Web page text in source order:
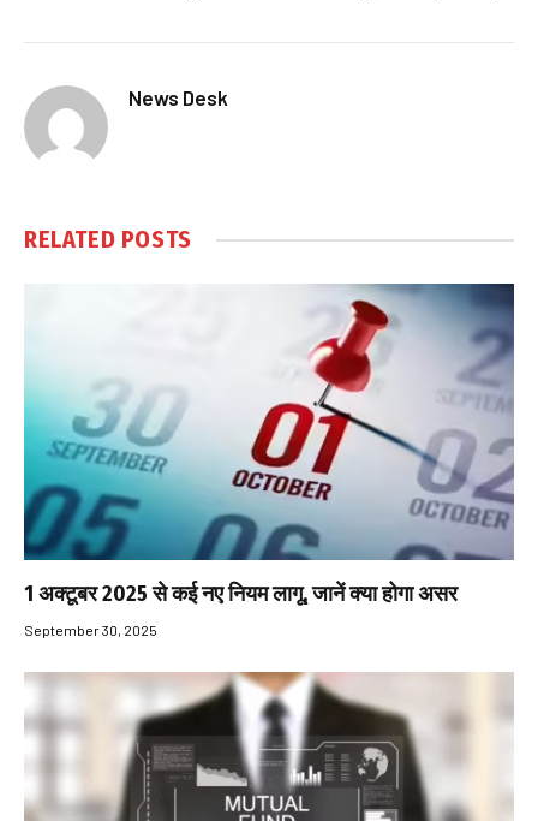
News Desk
RELATED POSTS
1 अक्टूबर 2025 से कई नए नियम लागू, जानें क्या होगा असर
September 30, 2025